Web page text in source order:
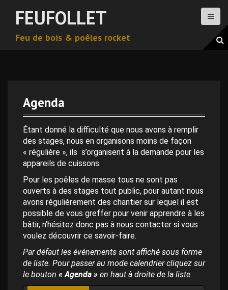
FEUFOLLET
Feu de bois & poêles rocket
Agenda
Étant donné la difficulté que nous avons à remplir
des stages, nous en organisons moins de façon
« régulière », ils s’organisent à la demande pour les
appareils de cuissons.
Pour les poêles de masse tous ne sont pas
ouverts à des stages tout public, pour autant nous
avons régulièrement des chantier sur lequel il est
possible de vous greffer pour venir apprendre à les
bâtir, n’hésitez donc pas à nous contacter si vous
voulez découvrir ce savoir-faire.
Par défaut les événements sont affiché sous forme
de liste. Pour passer au mode calendrier cliquez sur
le bouton « Agenda » en haut à droite de la liste.